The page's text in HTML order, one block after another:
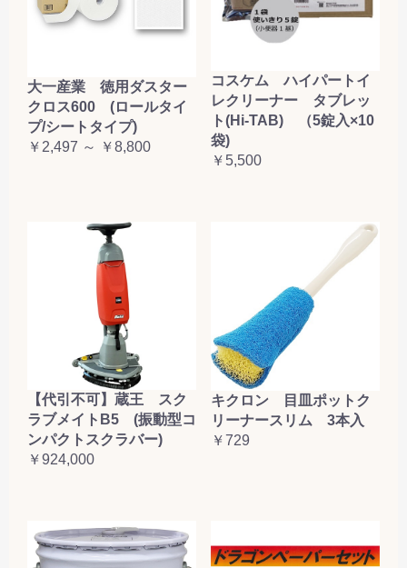
大一産業 徳用ダスター
クロス600 (ロールタイ
プ/シートタイプ)
￥2,497 ～ ￥8,800
コスケム ハイパートイ
レクリーナー タブレッ
ト(Hi-TAB) （5錠入×10
袋)
￥5,500
【代引不可】蔵王 スク
ラブメイトB5 (振動型コ
ンパクトスクラバー)
￥924,000
キクロン 目皿ポットク
リーナースリム 3本入
￥729